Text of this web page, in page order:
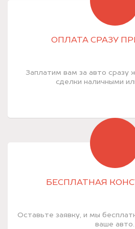
ОПЛАТА СРАЗУ
Заплатим вам за авто сразу
сделки наличными
БЕСПЛАТНАЯ
Оставьте заявку, и мы
ваше авто.